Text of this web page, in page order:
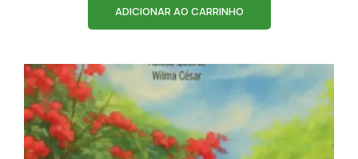
ADICIONAR AO CARRINHO